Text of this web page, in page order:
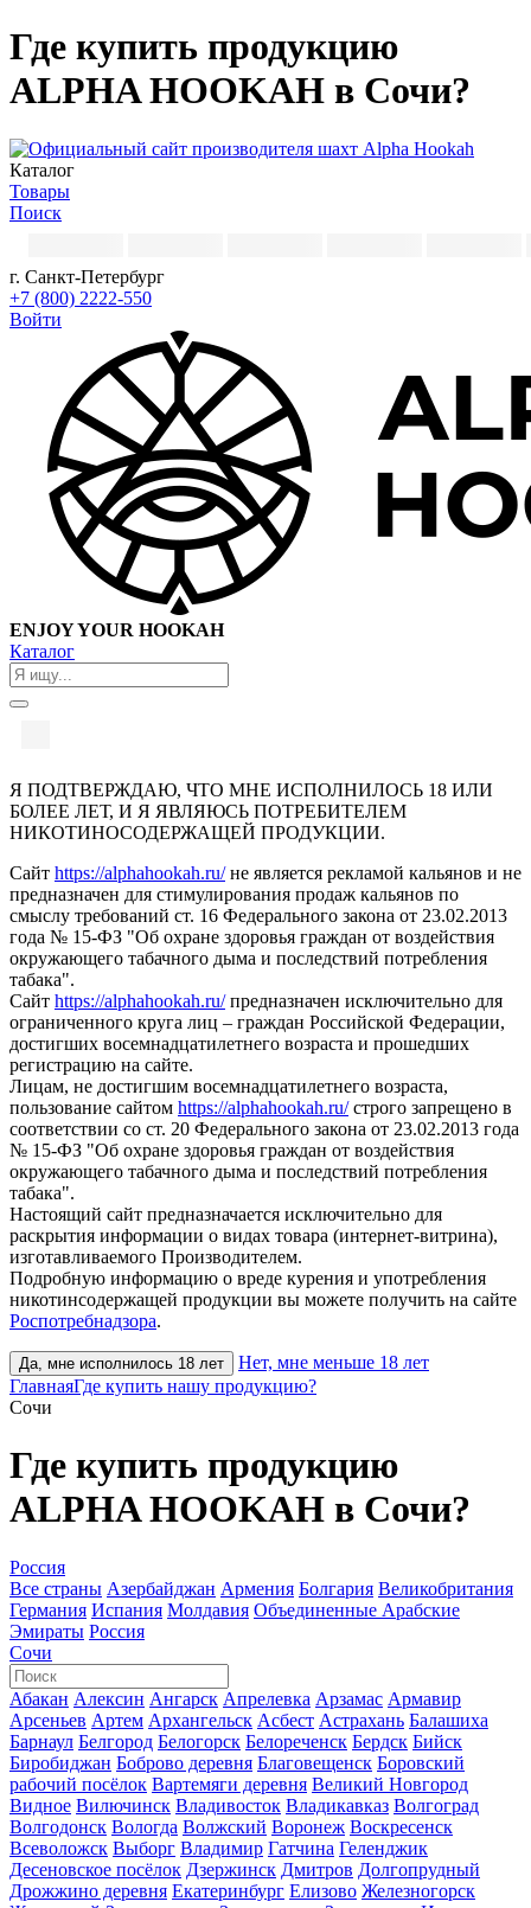
Где купить продукцию
ALPHA HOOKAH в Сочи?
Каталог
Товары
Поиск
г. Санкт-Петербург
+7 (800) 2222-550
Войти
ENJOY YOUR HOOKAH
Каталог
Я ПОДТВЕРЖДАЮ, ЧТО МНЕ ИСПОЛНИЛОСЬ 18 ИЛИ
БОЛЕЕ ЛЕТ, И Я ЯВЛЯЮСЬ ПОТРЕБИТЕЛЕМ
НИКОТИНОСОДЕРЖАЩЕЙ ПРОДУКЦИИ.
Сайт https://alphahookah.ru/не является рекламой кальянов и не
предназначен для стимулирования продаж кальянов по
смыслу требований ст. 16 Федерального закона от 23.02.2013
года № 15-ФЗ "Об охране здоровья граждан от воздействия
окружающего табачного дыма и последствий потребления
табака".
Сайт https://alphahookah.ru/предназначен исключительно для
ограниченного круга лиц – граждан Российской Федерации,
достигших восемнадцатилетнего возраста и прошедших
регистрацию на сайте.
Лицам, не достигшим восемнадцатилетнего возраста,
пользование сайтом https://alphahookah.ru/строго запрещено в
соответствии со ст. 20 Федерального закона от 23.02.2013 года
№ 15-ФЗ "Об охране здоровья граждан от воздействия
окружающего табачного дыма и последствий потребления
табака".
Настоящий сайт предназначается исключительно для
раскрытия информации о видах товара (интернет-витрина),
изготавливаемого Производителем.
Подробную информацию о вреде курения и употребления
никотинсодержащей продукции вы можете получить на сайте
Роспотребнадзора.
Да, мне исполнилось 18 лет
Нет, мне меньше 18 лет
ГлавнаяГде купить нашу продукцию?
Сочи
Где купить продукцию
ALPHA HOOKAH в Сочи?
Россия
Все страны Азербайджан Армения Болгария Великобритания
Германия Испания Молдавия Объединенные Арабские
Эмираты Россия
Сочи
Абакан Алексин Ангарск Апрелевка Арзамас Армавир
Арсеньев Артем Архангельск Асбест Астрахань Балашиха
Барнаул Белгород Белогорск Белореченск Бердск Бийск
Биробиджан Боброво деревня Благовещенск Боровский
рабочий посёлок Вартемяги деревня Великий Новгород
Видное Вилючинск Владивосток Владикавказ Волгоград
Волгодонск Вологда Волжский Воронеж Воскресенск
Всеволожск Выборг Владимир Гатчина Геленджик
Десеновское посёлок Дзержинск Дмитров Долгопрудный
Дрожжино деревня Екатеринбург Елизово Железногорск